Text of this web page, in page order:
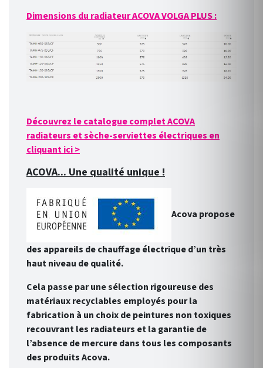
Dimensions du radiateur ACOVA VOLGA PLUS :
Découvrez le catalogue complet ACOVA
radiateurs et sèche-serviettes électriques en
cliquant ici >
ACOVA... Une qualité unique !
Acova propose
des appareils de chauffage électrique d’un très
haut niveau de qualité.
Cela passe par une sélection rigoureuse des
matériaux recyclables employés pour la
fabrication à un choix de peintures non toxiques
recouvrant les radiateurs et la garantie de
l’absence de mercure dans tous les composants
des produits Acova.